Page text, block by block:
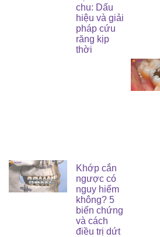
chu: Dấu
hiệu và giải
pháp cứu
răng kịp
thời
Khớp cắn
ngược có
nguy hiểm
không? 5
biến chứng
và cách
điều trị dứt